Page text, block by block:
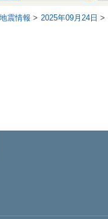
震情報 2025年09月24日